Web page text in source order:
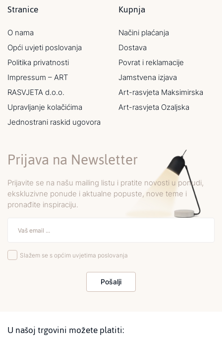
Stranice
O nama
Opći uvjeti poslovanja
Politika privatnosti
Impressum – ART
RASVJETA d.o.o.
Upravljanje kolačićima
Jednostrani raskid ugovora
Kupnja
Načini plaćanja
Dostava
Povrat i reklamacije
Jamstvena izjava
Art-rasvjeta Maksimirska
Art-rasvjeta Ozaljska
Prijava na Newsletter
Prijavite se na našu mailing listu i pratite novosti u ponudi,
ekskluzivne ponude i aktualne popuste, nove teme i
pronađite inspiraciju.
Slažem se s općim uvjetima poslovanja
Pošalji
U našoj trgovini možete platiti: